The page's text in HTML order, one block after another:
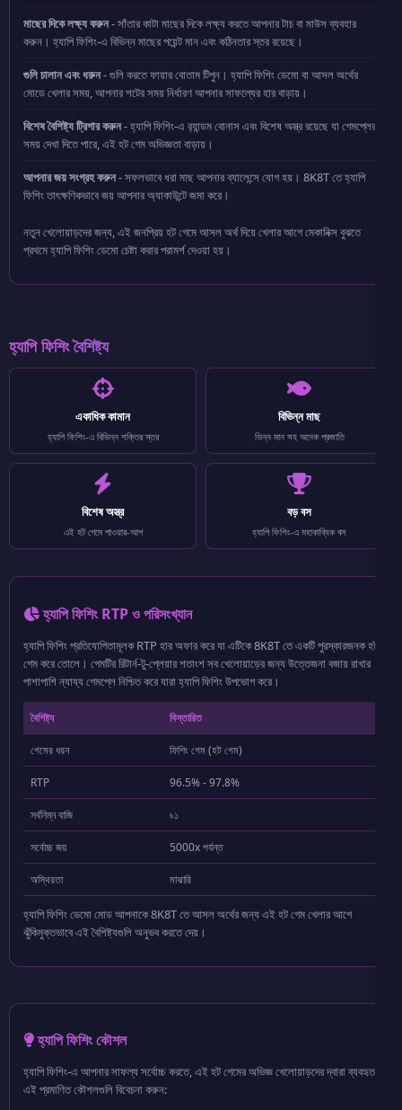
মাছের দিকে লক্ষ্য করুন- সাঁতার কাটা মাছের দিকে লক্ষ্য করতে আপনার টাচ বা মাউস ব্যবহার
করুন। হ্যাপি ফিশিং-এ বিভিন্ন মাছের পয়েন্ট মান এবং কঠিনতার স্তর রয়েছে।
গুলি চালান এবং ধরুন- গুলি করতে ফায়ার বোতাম টিপুন। হ্যাপি ফিশিং ডেমো বা আসল অর্থের
মোডে খেলার সময়, আপনার শটের সময় নির্ধারণ আপনার সাফল্যের হার বাড়ায়।
বিশেষ বৈশিষ্ট্য ট্রিগার করুন- হ্যাপি ফিশিং-এ র‍্যান্ডম বোনাস এবং বিশেষ অস্ত্র রয়েছে যা গেমপ্লের
সময় দেখা দিতে পারে, এই হট গেম অভিজ্ঞতা বাড়ায়।
আপনার জয় সংগ্রহ করুন- সফলভাবে ধরা মাছ আপনার ব্যালেন্সে যোগ হয়। 8K8T তে হ্যাপি
ফিশিং তাৎক্ষণিকভাবে জয় আপনার অ্যাকাউন্টে জমা করে।
নতুন খেলোয়াড়দের জন্য, এই জনপ্রিয় হট গেমে আসল অর্থ দিয়ে খেলার আগে মেকানিক্স বুঝতে
প্রথমে হ্যাপি ফিশিং ডেমো চেষ্টা করার পরামর্শ দেওয়া হয়।
হ্যাপি ফিশিং বৈশিষ্ট্য
একাধিক কামান
হ্যাপি ফিশিং-এ বিভিন্ন শক্তির স্তর
বিভিন্ন মাছ
ভিন্ন মান সহ অনেক প্রজাতি
বিশেষ অস্ত্র
এই হট গেমে পাওয়ার-আপ
বড় বস
হ্যাপি ফিশিং-এ মহাকাব্যিক বস
হ্যাপি ফিশিং RTP ও পরিসংখ্যান
হ্যাপি ফিশিং প্রতিযোগিতামূলক RTP হার অফার করে যা এটিকে 8K8T তে একটি পুরস্কারজনক হট
গেম করে তোলে। গেমটির রিটার্ন-টু-প্লেয়ার শতাংশ সব খেলোয়াড়ের জন্য উত্তেজনা বজায় রাখার
পাশাপাশি ন্যায্য গেমপ্লে নিশ্চিত করে যারা হ্যাপি ফিশিং উপভোগ করে।
বৈশিষ্ট্য বিস্তারিত
গেমের ধরন ফিশিং গেম (হট গেম)
RTP 96.5% - 97.8%
সর্বনিম্ন বাজি ৳১
সর্বোচ্চ জয় 5000x পর্যন্ত
অস্থিরতা মাঝারি
হ্যাপি ফিশিং ডেমো মোড আপনাকে 8K8T তে আসল অর্থের জন্য এই হট গেম খেলার আগে
ঝুঁকিমুক্তভাবে এই বৈশিষ্ট্যগুলি অনুভব করতে দেয়।
হ্যাপি ফিশিং কৌশল
হ্যাপি ফিশিং-এ আপনার সাফল্য সর্বোচ্চ করতে, এই হট গেমের অভিজ্ঞ খেলোয়াড়দের দ্বারা ব্যবহৃত
এই প্রমাণিত কৌশলগুলি বিবেচনা করুন: